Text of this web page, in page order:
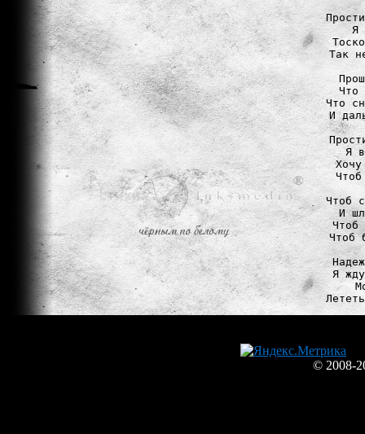
Я
Так
Что
Что
И
Я
Чтоб
И
Чтоб
Чтоб
Я
© 2008-